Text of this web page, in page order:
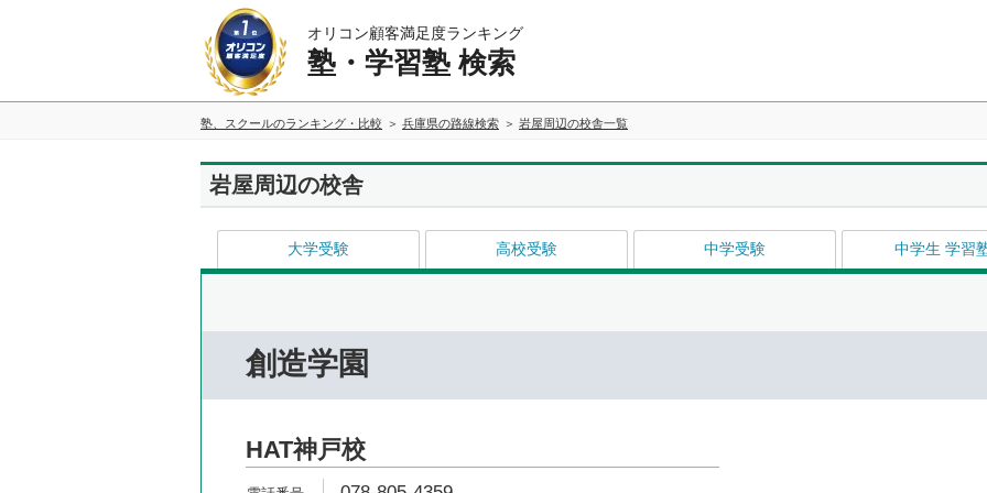
オリコン顧客満足度ランキング
塾・学習塾 検索
塾、スクールのランキング・比較 兵庫県の路線検索 岩屋周辺の校舎一覧
岩屋周辺の校舎
大学受験 高校受験 中学受験 中学生 学習
創造学園
HAT神戸校